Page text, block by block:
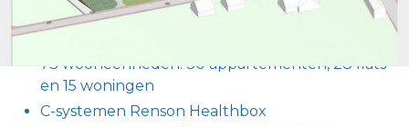
Bouwonderneming Damman.
73 wooneenheden: 30 appartementen, 28 flats
en 15 woningen
C-systemen Renson Healthbox